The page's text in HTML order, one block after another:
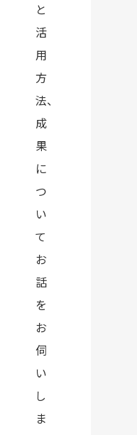
と
活
用
方
法、
成
果
に
つ
い
て
お
話
を
お
伺
い
し
ま